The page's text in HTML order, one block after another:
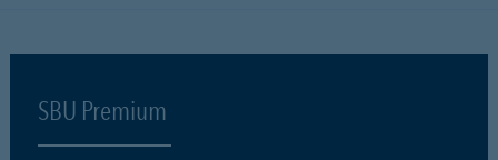
SBU Premium